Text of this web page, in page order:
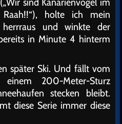
holte ich mein
herrraus und winkte der
in Minute 4 hinterm
später Ski. Und fällt vom
200-Meter-Sturz
stecken bleibt.
diese Serie immer diese